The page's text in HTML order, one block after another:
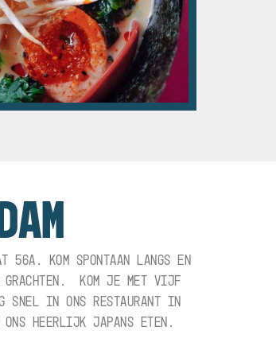
56A. KOM SPONTAAN LANGS EN
GRACHTEN. KOM JE MET VIJF
SNEL IN ONS RESTAURANT IN
HEERLIJK JAPANS ETEN.